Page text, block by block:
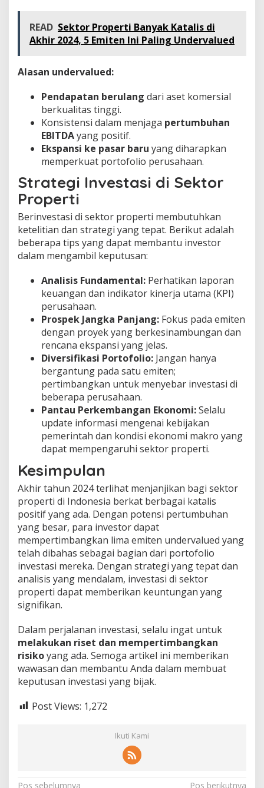
READ Sektor Properti Banyak Katalis di
Akhir 2024, 5 Emiten Ini Paling Undervalued
Alasan undervalued:
Pendapatan berulang dari aset komersial
berkualitas tinggi.
Konsistensi dalam menjaga pertumbuhan
EBITDAyang positif.
Ekspansi ke pasar baru yang diharapkan
memperkuat portofolio perusahaan.
Strategi Investasi di Sektor
Properti
Berinvestasi di sektor properti membutuhkan
ketelitian dan strategi yang tepat. Berikut adalah
beberapa tips yang dapat membantu investor
dalam mengambil keputusan:
Analisis Fundamental: Perhatikan laporan
keuangan dan indikator kinerja utama (KPI)
perusahaan.
Prospek Jangka Panjang: Fokus pada emiten
dengan proyek yang berkesinambungan dan
rencana ekspansi yang jelas.
Diversifikasi Portofolio: Jangan hanya
bergantung pada satu emiten;
pertimbangkan untuk menyebar investasi di
beberapa perusahaan.
Pantau Perkembangan Ekonomi:Selalu
update informasi mengenai kebijakan
pemerintah dan kondisi ekonomi makro yang
dapat mempengaruhi sektor properti.
Kesimpulan
Akhir tahun 2024 terlihat menjanjikan bagi sektor
properti di Indonesia berkat berbagai katalis
positif yang ada. Dengan potensi pertumbuhan
yang besar, para investor dapat
mempertimbangkan lima emiten undervalued yang
telah dibahas sebagai bagian dari portofolio
investasi mereka. Dengan strategi yang tepat dan
analisis yang mendalam, investasi di sektor
properti dapat memberikan keuntungan yang
signifikan.
Dalam perjalanan investasi, selalu ingat untuk
melakukan riset dan mempertimbangkan
risikoyang ada. Semoga artikel ini memberikan
wawasan dan membantu Anda dalam membuat
keputusan investasi yang bijak.
Post Views: 1,272
Ikuti Kami
Pos sebelumnya Pos berikutnya